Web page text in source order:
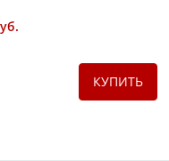
КУПИТЬ